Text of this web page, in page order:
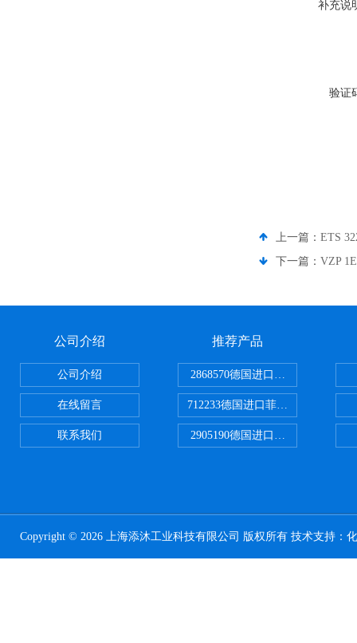
补充说
验证
上一篇： ETS
下一篇： VZP
公司介绍
公司介绍
在线留言
联系我们
推荐产品
2868570德国进口菲尼克斯电源
712233德国进口菲尼克斯断路器
2905190德国进口菲尼克斯继电器
Copyright © 2026 上海添沐工业科技有限公司 版权所有 技术支持：